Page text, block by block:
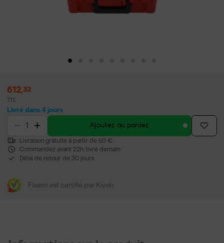
612,32
TTC
Livré dans 4 jours
Ajouter au panier
Livraison gratuite à partir de 50 €
Commandez avant 22h, livré demain
Délai de retour de 30 jours
Fixami est certifié par Kiyoh